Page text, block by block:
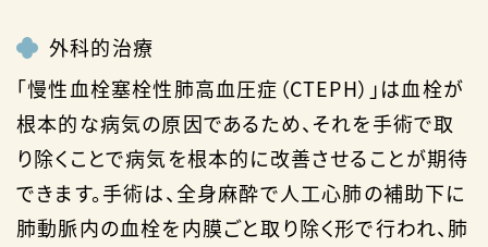
外科的治療
「慢性血栓塞栓性肺高血圧症（CTEPH）」は血栓が
根本的な病気の原因であるため、それを手術で取
り除くことで病気を根本的に改善させることが期待
できます。手術は、全身麻酔で人工心肺の補助下に
肺動脈内の血栓を内膜ごと取り除く形で行われ、肺